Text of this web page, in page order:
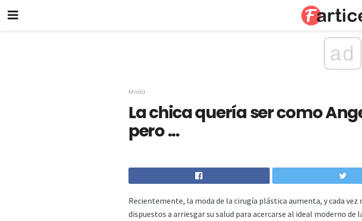
ad
Moda
La chica quería ser como
pero ...
Recientemente, la moda de la cirugía plástica aumenta, y cada vez
dispuestos a arriesgar su salud para acercarse al ideal moderno de